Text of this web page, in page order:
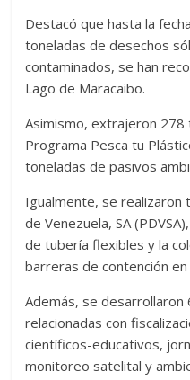
Destacó que hasta la
toneladas de desechos
contaminados, se han
Lago de Maracaibo.
Asimismo, extrajeron 278
Programa Pesca tu
toneladas de pasivos
Igualmente, se
de Venezuela, SA
de tubería flexibles y la
barreras de contención en
Además, se desarrollaron
relacionadas con
científicos-educativos,
monitoreo satelital y